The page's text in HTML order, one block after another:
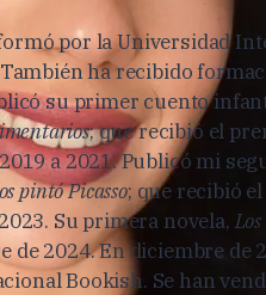
por la Universidad
ha recibido
su primer cuento
; que recibió el
a 2021. Publicó mi
pintó Picasso; que recibió
Su primera novela,
de 2024. En diciembre de
Bookish. Se han